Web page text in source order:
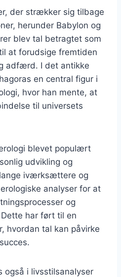
der strækker sig tilbage
herunder Babylon og
blev tal betragtet som
at forudsige fremtiden
adfærd. I det antikke
en central figur i
hvor han mente, at
til universets
blevet populært
udvikling og
iværksættere og
analyser for at
og
har ført til en
hvordan tal kan påvirke
også i livsstilsanalyser